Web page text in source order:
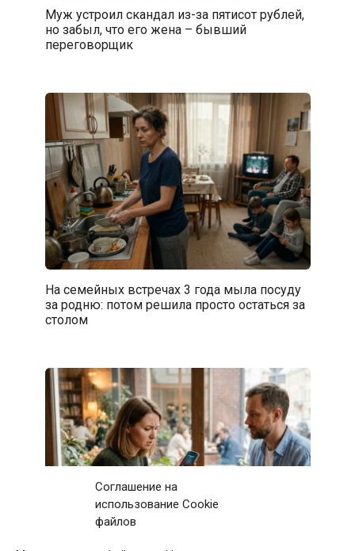
Соглашение на
использование Cookie
файлов
Муж устроил скандал из-за пятисот рублей,
но забыл, что его жена – бывший
переговорщик
На семейных встречах 3 года мыла посуду
за родню: потом решила просто остаться за
столом